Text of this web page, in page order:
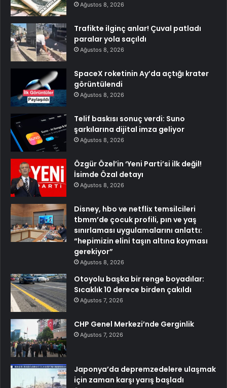
Ağustos 8, 2026
Trafikte ilginç anlar! Çuval patladı
paralar yola saçıldı
Ağustos 8, 2026
SpaceX roketinin Ay’da açtığı krater
görüntülendi
Ağustos 8, 2026
Telif baskısı sonuç verdi: Suno
şarkılarına dijital imza geliyor
Ağustos 8, 2026
Özgür Özel’in ‘Yeni Parti’si ilk değil!
İsimde Özal detayı
Ağustos 8, 2026
Disney, hbo ve netflix temsilcileri
tbmm’de çocuk profili, pın ve yaş
sınırlaması uygulamalarını anlattı:
“hepimizin elini taşın altına koyması
gerekiyor”
Ağustos 8, 2026
Otoyolu başka bir renge boyadılar:
Sıcaklık 10 derece birden çakıldı
Ağustos 7, 2026
CHP Genel Merkezi’nde Gerginlik
Ağustos 7, 2026
Japonya’da depremzedelere ulaşmak
için zaman karşı yarış başladı